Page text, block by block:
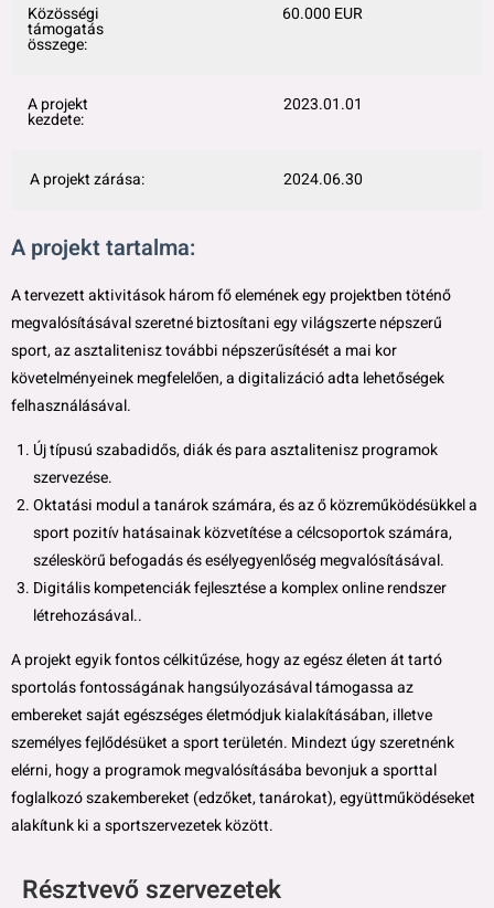
Közösségi
támogatás
összege:
60.000 EUR
A projekt
kezdete:
2023.01.01
A projekt zárása: 2024.06.30
A projekt tartalma:
A tervezett aktivitások három fő elemének egy projektben töténő
megvalósításával szeretné biztosítani egy világszerte népszerű
sport, az asztalitenisz további népszerűsítését a mai kor
követelményeinek megfelelően, a digitalizáció adta lehetőségek
felhasználásával.
Új típusú szabadidős, diák és para asztalitenisz programok
szervezése.
Oktatási modul a tanárok számára, és az ő közreműködésükkel a
sport pozitív hatásainak közvetítése a célcsoportok számára,
széleskörű befogadás és esélyegyenlőség megvalósításával.
Digitális kompetenciák fejlesztése a komplex online rendszer
létrehozásával..
A projekt egyik fontos célkitűzése, hogy az egész életen át tartó
sportolás fontosságának hangsúlyozásával támogassa az
embereket saját egészséges életmódjuk kialakításában, illetve
személyes fejlődésüket a sport területén. Mindezt úgy szeretnénk
elérni, hogy a programok megvalósításába bevonjuk a sporttal
foglalkozó szakembereket (edzőket, tanárokat), együttműködéseket
alakítunk ki a sportszervezetek között.
Résztvevő szervezetek